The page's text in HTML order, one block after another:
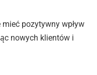
pozytywny wpływ
nowych klientów i